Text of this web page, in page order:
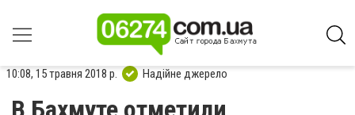
10:08, 15 травня 2018 р. Надійне джерело